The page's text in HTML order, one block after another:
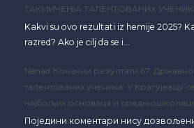
ТАКМИЧЕЊА ТАЛЕНТОВАНИХ
Kakvi su ovo rezultati iz hemije 2025?
razred? Ako je cilj da se i…
Nenad Коначни резултати 67.
талентованих ученика: У Крагујевцу
најбољих основаца и
Поједини коментари нису